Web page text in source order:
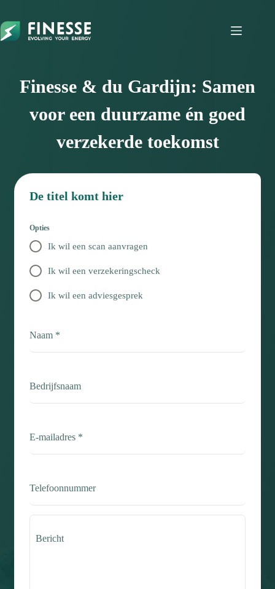
de
inhoud
Finesse & du Gardijn: Samen
voor een duurzame én goed
verzekerde toekomst
De titel komt hier
Opties
Ik wil een scan aanvragen
Ik wil een verzekeringscheck
Ik wil een adviesgesprek
Naam *
Bedrijfsnaam
E-mailadres *
Telefoonnummer
Bericht